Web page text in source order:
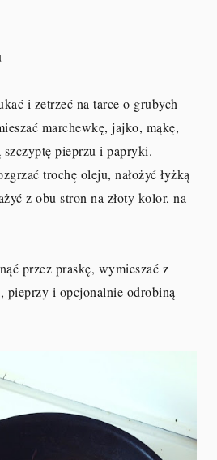
i zetrzeć na tarce o grubych
marchewkę, jajko, mąkę,
szczyptę pieprzu i papryki.
trochę oleju, nałożyć łyżką
z obu stron na złoty kolor, na
przez praskę, wymieszać z
pieprzy i opcjonalnie odrobiną